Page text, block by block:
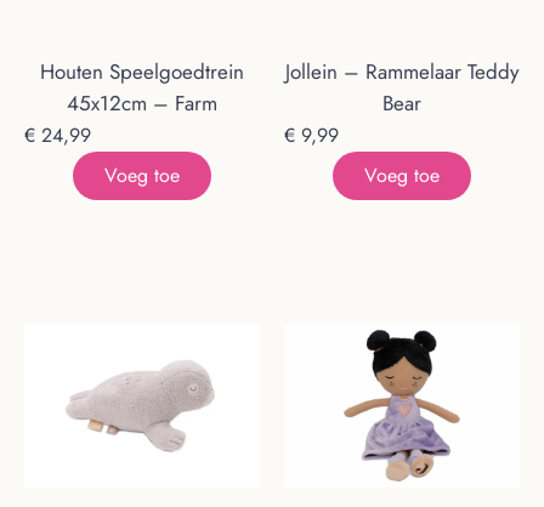
Houten Speelgoedtrein
45x12cm – Farm
€ 24,99
Voeg toe
Jollein – Rammelaar Teddy
Bear
€ 9,99
Voeg toe